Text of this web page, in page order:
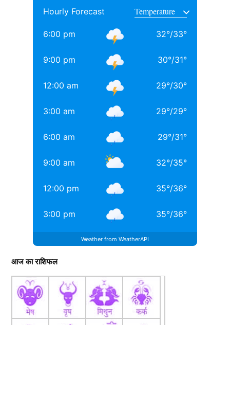
YASH SHARMA
मेरा नाम यश शर्मा है। मूलतः मैं राजस्थान के झालावाड़ जिले के भवानीमंडी
साथ अनिल थडानी, करण जौहर और अभिषेक कपूर भी पढ़ाई कर
Daughters of Bollywood Actresses: मां से भी ज्यादा
खूबसूरत? इन 3 बॉलीवुड एक्ट्रेसेस की बेटियों ने लूटी महफिल
बॉलीवुड की 3 सबसे बड़ी हीरोइन्स जिनकी नानी-परनानी कोठे पर
नाचती थीं, नाम जानकर होगी हैरानी
Hourly Forecast
6:00 pm 32°/33°
9:00 pm 30°/31°
12:00 am 29°/30°
3:00 am 29°/29°
6:00 am 29°/31°
9:00 am 32°/35°
12:00 pm 35°/36°
3:00 pm 35°/36°
Weather from WeatherAPI
आज का राशिफल